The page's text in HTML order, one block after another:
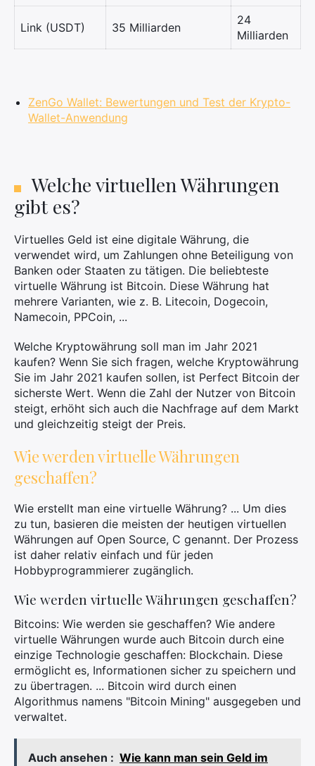
Link (USDT) 35 Milliarden
24
Milliarden
ZenGo Wallet: Bewertungen und Test der Krypto-
Wallet-Anwendung
Welche virtuellen Währungen
gibt es?
Virtuelles Geld ist eine digitale Währung, die
verwendet wird, um Zahlungen ohne Beteiligung von
Banken oder Staaten zu tätigen. Die beliebteste
virtuelle Währung ist Bitcoin. Diese Währung hat
mehrere Varianten, wie z. B. Litecoin, Dogecoin,
Namecoin, PPCoin, ...
Welche Kryptowährung soll man im Jahr 2021
kaufen? Wenn Sie sich fragen, welche Kryptowährung
Sie im Jahr 2021 kaufen sollen, ist Perfect Bitcoin der
sicherste Wert. Wenn die Zahl der Nutzer von Bitcoin
steigt, erhöht sich auch die Nachfrage auf dem Markt
und gleichzeitig steigt der Preis.
Wie werden virtuelle Währungen
geschaffen?
Wie erstellt man eine virtuelle Währung? ... Um dies
zu tun, basieren die meisten der heutigen virtuellen
Währungen auf Open Source, C genannt. Der Prozess
ist daher relativ einfach und für jeden
Hobbyprogrammierer zugänglich.
Wie werden virtuelle Währungen geschaffen?
Bitcoins: Wie werden sie geschaffen? Wie andere
virtuelle Währungen wurde auch Bitcoin durch eine
einzige Technologie geschaffen: Blockchain. Diese
ermöglicht es, Informationen sicher zu speichern und
zu übertragen. ... Bitcoin wird durch einen
Algorithmus namens "Bitcoin Mining" ausgegeben und
verwaltet.
Auch ansehen : Wie kann man sein Geld im